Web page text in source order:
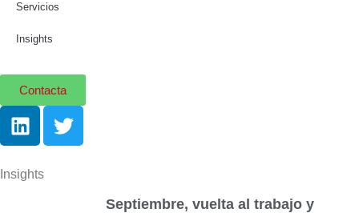
Servicios
Insights
Contacta
Insights
Septiembre, vuelta al trabajo y